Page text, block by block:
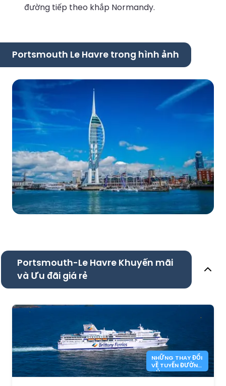
đường tiếp theo khắp Normandy.
Portsmouth Le Havre trong hình ảnh
Portsmouth-Le Havre Khuyến mãi
và Ưu đãi giá rẻ
NHỮNG THAY ĐỔI
VỀ TUYẾN ĐƯỜNG
CỦA BRITTANY